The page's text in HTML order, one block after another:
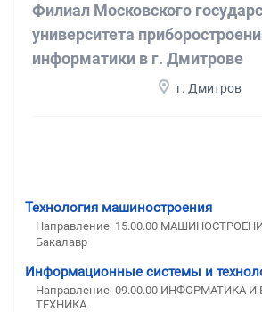
Филиал Московского
университета
информатики в г. Дмитрове
г. Дмитров
Технология машиностроения
Направление: 15.00.00
Бакалавр
Информационные системы и
Направление: 09.00.00 ИНФОРМАТИКА
ТЕХНИКА